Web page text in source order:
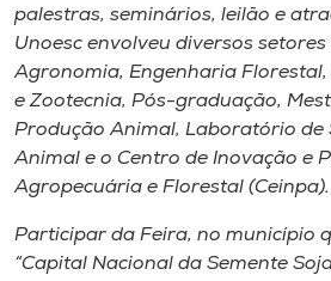
Selecione
o idioma
A-
palestras, seminários, leilão e
Unoesc envolveu diversos setores
Agronomia, Engenharia
e Zootecnia, Pós-graduação,
Produção Animal, Laboratório de
Animal e o Centro de Inovação e
Agropecuária e Florestal (Ceinpa).
Participar da Feira, no município
“Capital Nacional da Semente